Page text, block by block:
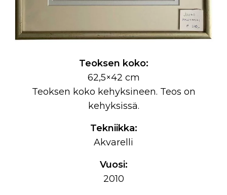
Teoksen koko:
62,5×42 cm
Teoksen koko kehyksineen. Teos on
kehyksissä.
Tekniikka:
Akvarelli
Vuosi:
2010